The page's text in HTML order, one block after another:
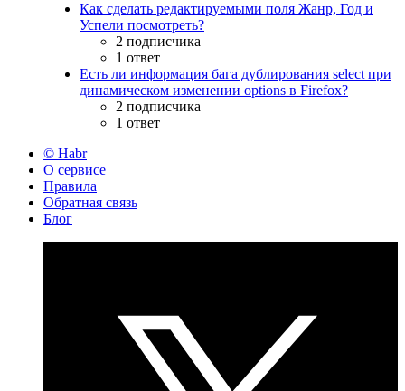
Как сделать редактируемыми поля Жанр, Год и
Успели посмотреть?
2 подписчика
1 ответ
Есть ли информация бага дублирования select при
динамическом изменении options в Firefox?
2 подписчика
1 ответ
© Habr
О сервисе
Правила
Обратная связь
Блог